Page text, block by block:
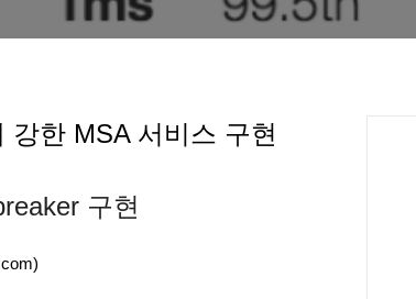
강한 MSA 서비스 구현
구현